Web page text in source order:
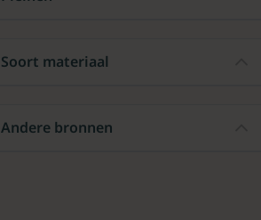
Soort materiaal
Andere bronnen